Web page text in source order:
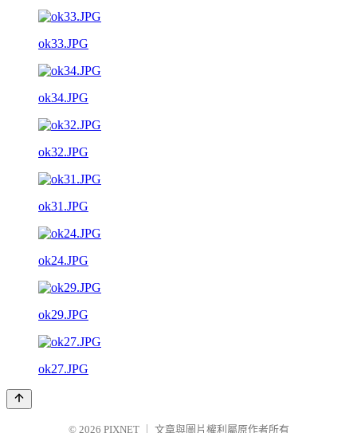
ok33.JPG
ok34.JPG
ok32.JPG
ok31.JPG
ok24.JPG
ok29.JPG
ok27.JPG
© 2026 PIXNET 文章與圖片權利屬原作者所有